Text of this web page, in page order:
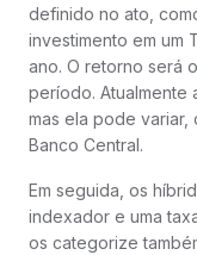
definido no ato,
investimento em um
ano. O retorno será
período. Atualmente
mas ela pode variar,
Banco Central.
Em seguida, os
indexador e uma
os categorize